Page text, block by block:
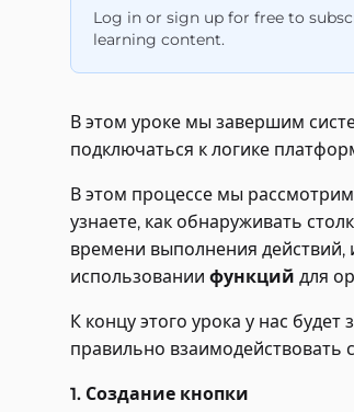
Log in or sign up for free to
learning content.
В этом уроке мы завершим
подключаться к логике
В этом процессе мы
узнаете, как обнаруживать
времени выполнения действий,
использовании функций для
К концу этого урока у нас
правильно взаимодействовать
1. Создание кнопки